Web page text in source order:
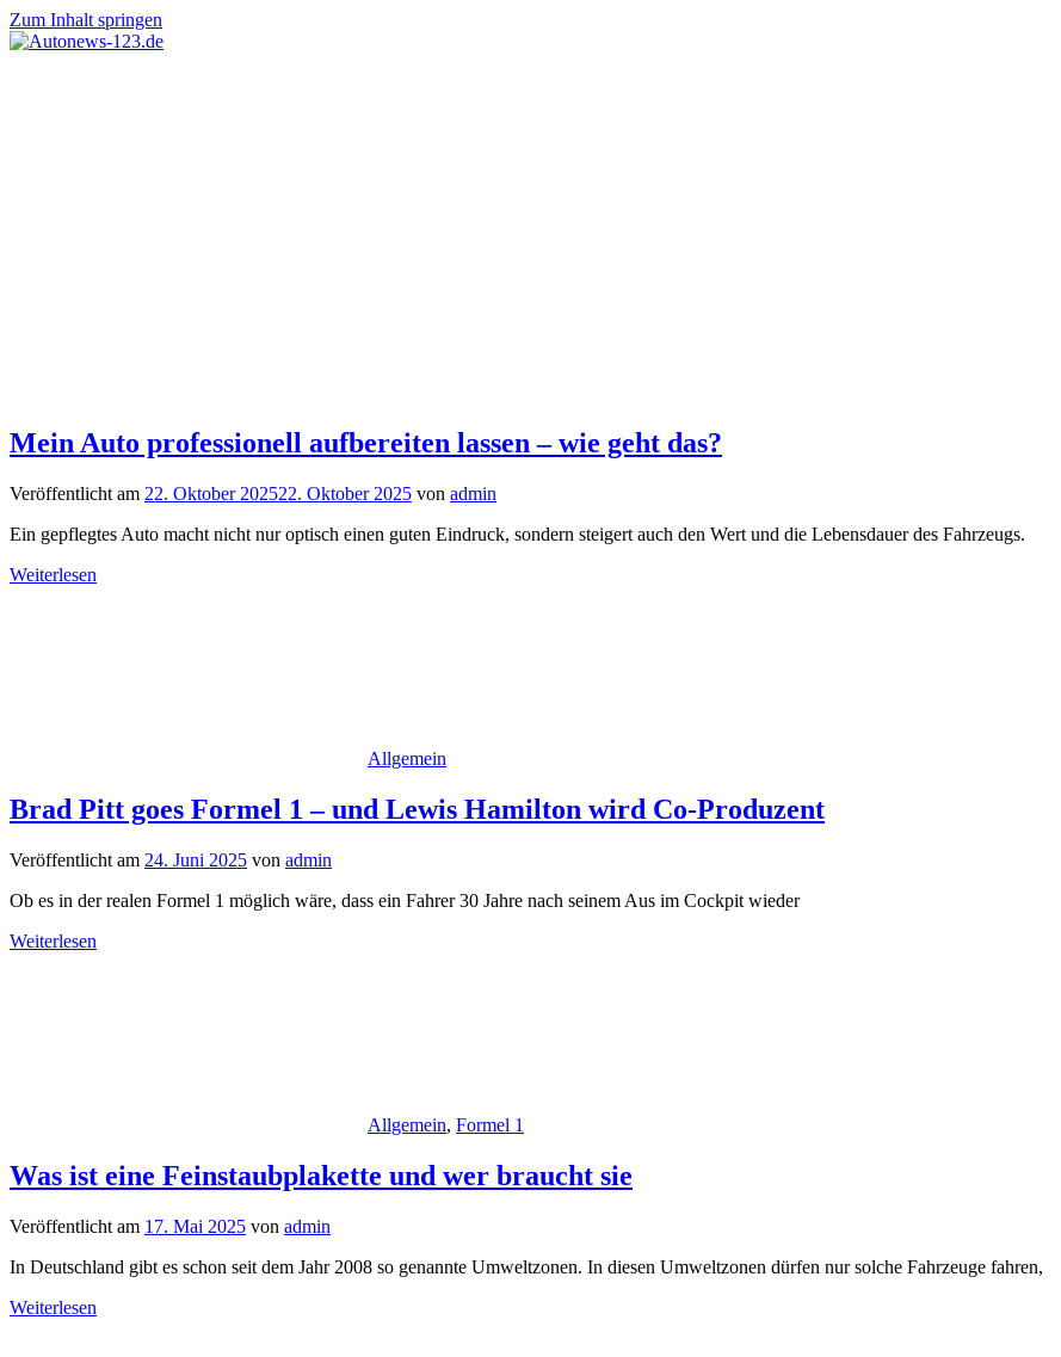
Zum Inhalt springen
Mein Auto professionell aufbereiten lassen – wie geht das?
Veröffentlicht am 22. Oktober 202522. Oktober 2025 von admin
Ein gepflegtes Auto macht nicht nur optisch einen guten Eindruck, sondern steigert auch den Wert und die Lebensdauer des Fahrzeugs.
Weiterlesen
Allgemein
Brad Pitt goes Formel 1 – und Lewis Hamilton wird Co-Produzent
Veröffentlicht am 24. Juni 2025 von admin
Ob es in der realen Formel 1 möglich wäre, dass ein Fahrer 30 Jahre nach seinem Aus im Cockpit wieder
Weiterlesen
Allgemein, Formel 1
Was ist eine Feinstaubplakette und wer braucht sie
Veröffentlicht am 17. Mai 2025 von admin
In Deutschland gibt es schon seit dem Jahr 2008 so genannte Umweltzonen. In diesen Umweltzonen dürfen nur solche Fahrzeuge fahren,
Weiterlesen